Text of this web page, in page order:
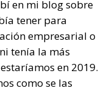
en mi blog sobre
tener para
empresarial o
tenía la más
en 2019.
como se las